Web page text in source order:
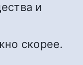
и
скорее.